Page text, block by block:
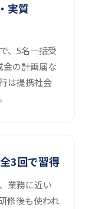
実質
、5名一括受
金の計画届な
は提携社会
3回で習得
業務に近い
修後も使われ